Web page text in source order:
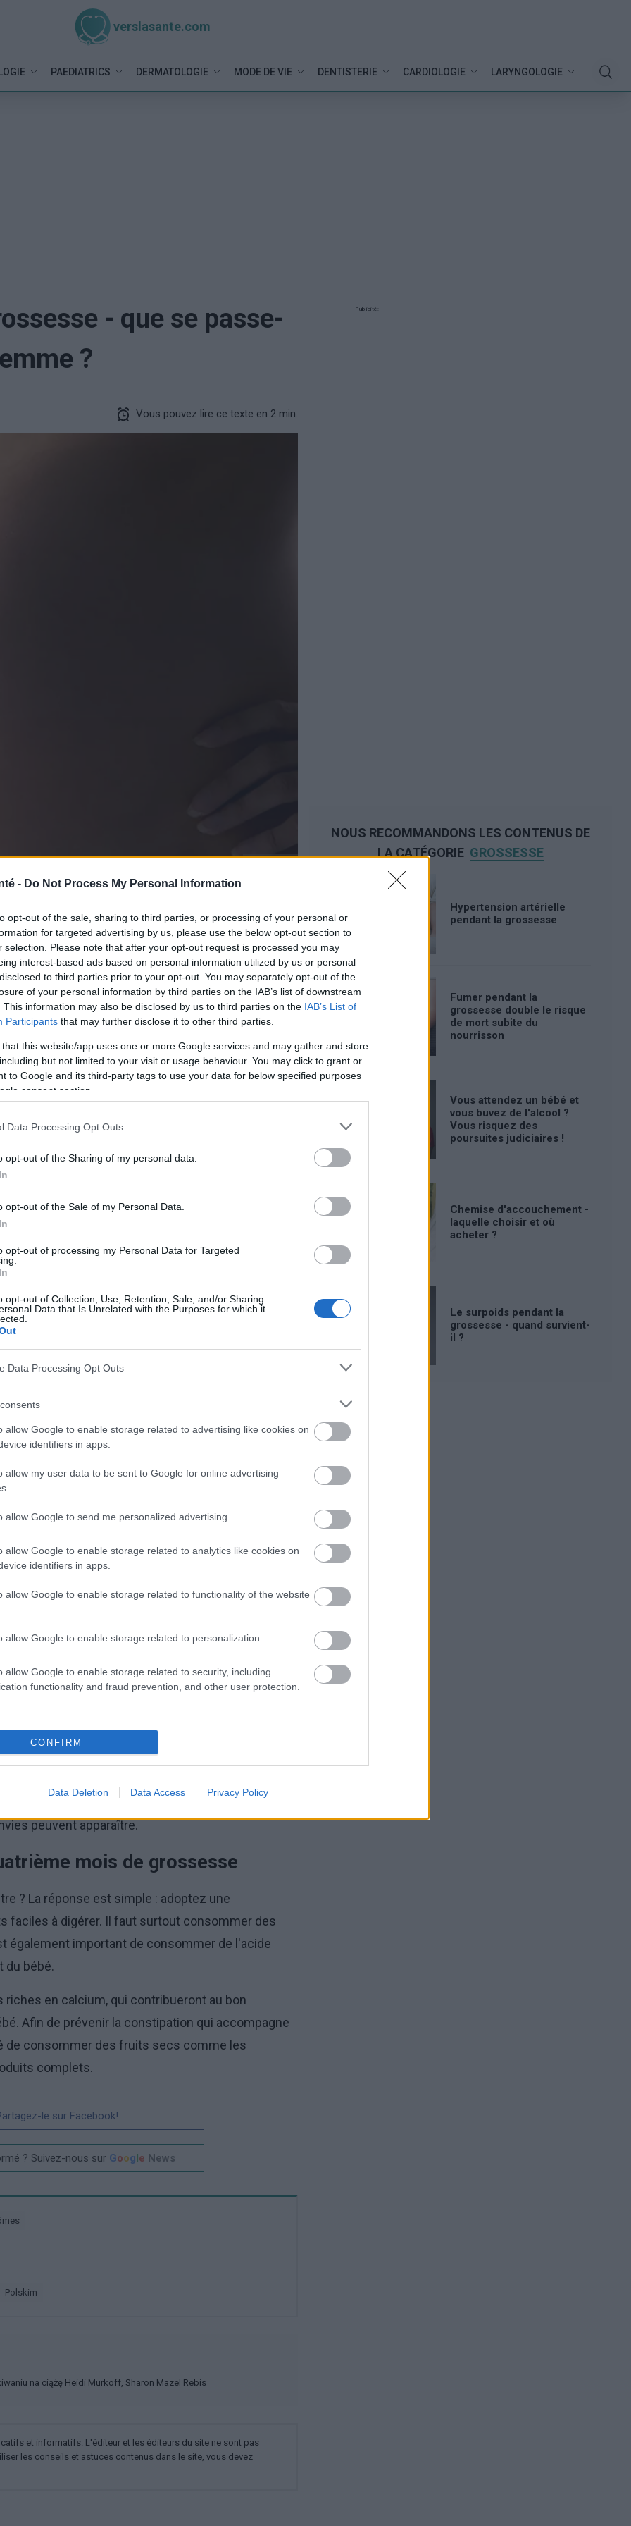
- Do Not Process My Personal Information
opt-out of the sale, sharing to third parties, or processing of your personal or
for targeted advertising by us, please use the below opt-out section to
selection. Please note that after your opt-out request is processed you may
interest-based ads based on personal information utilized by us or personal
to third parties prior to your opt-out. You may separately opt-out of the
of your personal information by third parties on the IAB’s list of downstream
This information may also be disclosed by us to third parties on the IAB’s List of
Participants that may further disclose it to other third parties.
that this website/app uses one or more Google services and may gather and store
but not limited to your visit or usage behaviour. You may click to grant or
to Google and its third-party tags to use your data for below specified purposes
consent section.
Data Processing Opt Outs
opt-out of the Sharing of my personal data.
opt-out of the Sale of my Personal Data.
opt-out of processing my Personal Data for Targeted
opt-out of Collection, Use, Retention, Sale, and/or Sharing
Data that Is Unrelated with the Purposes for which it
Data Processing Opt Outs
allow Google to enable storage related to advertising like cookies on
identifiers in apps.
allow my user data to be sent to Google for online advertising
allow Google to send me personalized advertising.
allow Google to enable storage related to analytics like cookies on
identifiers in apps.
allow Google to enable storage related to functionality of the website
allow Google to enable storage related to personalization.
allow Google to enable storage related to security, including
functionality and fraud prevention, and other user protection.
CONFIRM
Data Deletion Data Access Privacy Policy
verslasante.com
PAEDIATRICS DERMATOLOGIE MODE DE VIE DENTISTERIE CARDIOLOGIE LARYNGOLOGIE
- que se passe-
?
Vous pouvez lire ce texte en 2 min.
son quatrième mois. Le quatrième mois est une
le bébé. Le bébé entend et émet des sons et
d'énormes changements, tant pour le bébé
le bébé grandit très rapidement, ses
à percevoir ses mouvements.
est extrêmement rapide et intense. Les jambes
longs par rapport au reste du corps.
intense et représente près d'un tiers du corps.
sur les doigts et sur ceux-ci... des
régime, capable de pomper jusqu'à 30 litres
volume du liquide amniotique, dont la fonction
propice au développement du bébé. Il sert
amniotique fournit des nutriments au bébé en
les goûts ! À la surface du cerveau, on peut
comme ceux d'un adulte.
de la future maman
arrondi ! De nombreuses mamans racontent
pas de nombreux problèmes liés à la
de... faire l'amour. Cela est dû à la production
femmes commencent à ressentir les
des papillons dans l'abdomen. Les seins
peuvent apparaître.
mois de grossesse
? La réponse est simple : adoptez une
faciles à digérer. Il faut surtout consommer des
également important de consommer de l'acide
du bébé.
en calcium, qui contribueront au bon
Afin de prévenir la constipation qui accompagne
de consommer des fruits secs comme les
complets.
le sur Facebook!
? Suivez-nous sur Google News
polskim
na ciążę Heidi Murkoff, Sharon Mazel Rebis
et informatifs. L'éditeur et les éditeurs du site ne sont pas
les conseils et astuces contenus dans le site, vous devez
Publicité:
NOUS RECOMMANDONS LES CONTENUS DE
LA CATÉGORIE GROSSESSE
Hypertension artérielle
pendant la grossesse
Fumer pendant la
grossesse double le risque
de mort subite du
nourrisson
Vous attendez un bébé et
vous buvez de l'alcool ?
Vous risquez des
poursuites judiciaires !
Chemise d'accouchement -
laquelle choisir et où
acheter ?
Le surpoids pendant la
grossesse - quand survient-
il ?
Publicité: